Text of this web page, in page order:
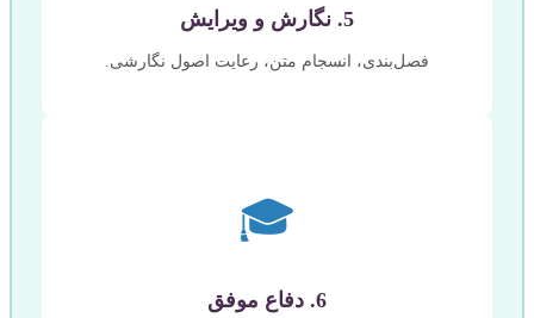
5. نگارش و ویرایش
فصل‌بندی، انسجام متن، رعایت اصول نگارشی.
🎓
6. دفاع موفق